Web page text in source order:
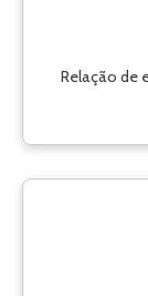
Relação de